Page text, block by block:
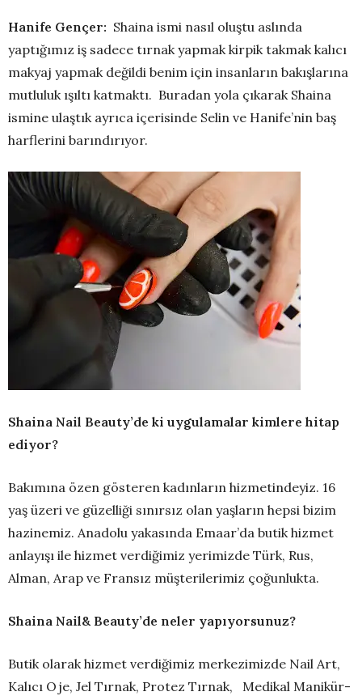
Hanife Gençer: Shaina ismi nasıl oluştu aslında
yaptığımız iş sadece tırnak yapmak kirpik takmak kalıcı
makyaj yapmak değildi benim için insanların bakışlarına
mutluluk ışıltı katmaktı. Buradan yola çıkarak Shaina
ismine ulaştık ayrıca içerisinde Selin ve Hanife’nin baş
harflerini barındırıyor.
Shaina Nail Beauty’de ki uygulamalar kimlere hitap
ediyor?
Bakımına özen gösteren kadınların hizmetindeyiz. 16
yaş üzeri ve güzelliği sınırsız olan yaşların hepsi bizim
hazinemiz. Anadolu yakasında Emaar’da butik hizmet
anlayışı ile hizmet verdiğimiz yerimizde Türk, Rus,
Alman, Arap ve Fransız müşterilerimiz çoğunlukta.
Shaina Nail& Beauty’de neler yapıyorsunuz?
Butik olarak hizmet verdiğimiz merkezimizde Nail Art,
Kalıcı Oje, Jel Tırnak, Protez Tırnak, Medikal Manikür-